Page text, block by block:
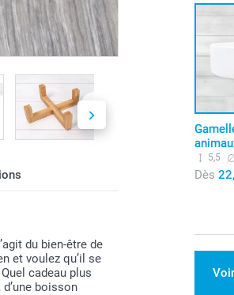
du bien-être de
et voulez qu’il se
cadeau plus
boisson
5,5
Dès